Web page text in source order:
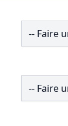
195649
258621